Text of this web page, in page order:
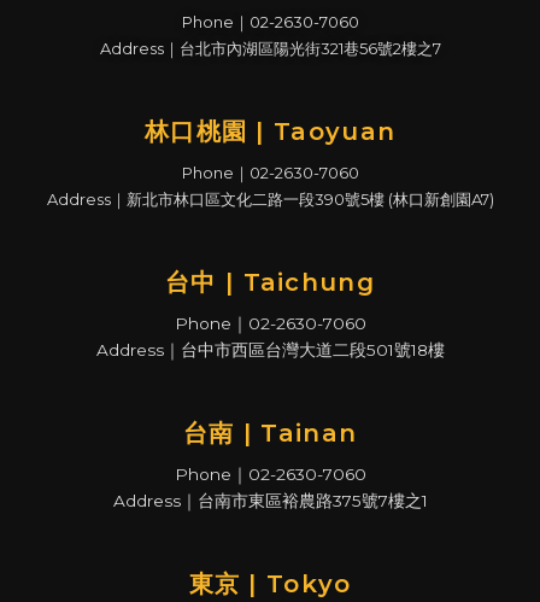
Phone｜02-2630-7060
Address｜台北市內湖區陽光街321巷56號2樓之7
林口桃園 | Taoyuan
Phone｜02-2630-7060
Address｜新北市林口區文化二路一段390號5樓 (林口新創園A7)
台中 | Taichung
Phone｜02-2630-7060
Address｜台中市西區台灣大道二段501號18樓
台南 | Tainan
Phone｜02-2630-7060
Address｜台南市東區裕農路375號7樓之1
東京 | Tokyo